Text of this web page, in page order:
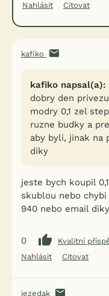
Nahlásit
Citovat
kafiko
kafiko napsal(a):
dobry den
modry 0,1 zel
ruzne budky a
aby byli, jinak na
diky
jeste bych koupil
skublou nebo
940 nebo email diky
0
Kvalitní
Nahlásit
Citovat
jezedak